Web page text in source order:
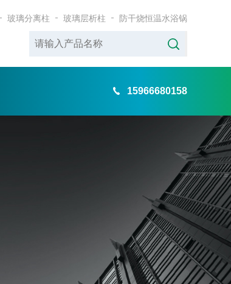
玻璃分离柱 玻璃层析柱 防干烧恒温水浴锅
15966680158